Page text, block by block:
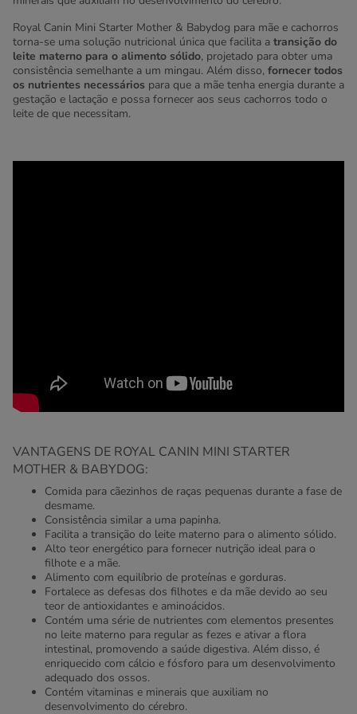
Royal Canin Mini Starter Mother & Babydog para mãe e cachorros
torna-se uma solução nutricional única que facilita a transição do
leite materno para o alimento sólido, projetado para obter uma
consistência semelhante a um mingau. Além disso, fornecer todos
os nutrientes necessários para que a mãe tenha energia durante a
gestação e lactação e possa fornecer aos seus cachorros todo o
leite de que necessitam.
VANTAGENS DE ROYAL CANIN MINI STARTER
MOTHER & BABYDOG:
Comida para cãezinhos de raças pequenas durante a fase de
desmame.
Consistência similar a uma papinha.
Facilita a transição do leite materno para o alimento sólido.
Alto teor energético para fornecer nutrição ideal para o
filhote e a mãe.
Alimento com equilíbrio de proteínas e gorduras.
Fortalece as defesas dos filhotes e da mãe devido ao seu
teor de antioxidantes e aminoácidos.
Contém uma série de nutrientes com elementos presentes
no leite materno para regular as fezes e ativar a flora
intestinal, promovendo a saúde digestiva. Além disso, é
enriquecido com cálcio e fósforo para um desenvolvimento
adequado dos ossos.
Contém vitaminas e minerais que auxiliam no
desenvolvimento do cérebro.